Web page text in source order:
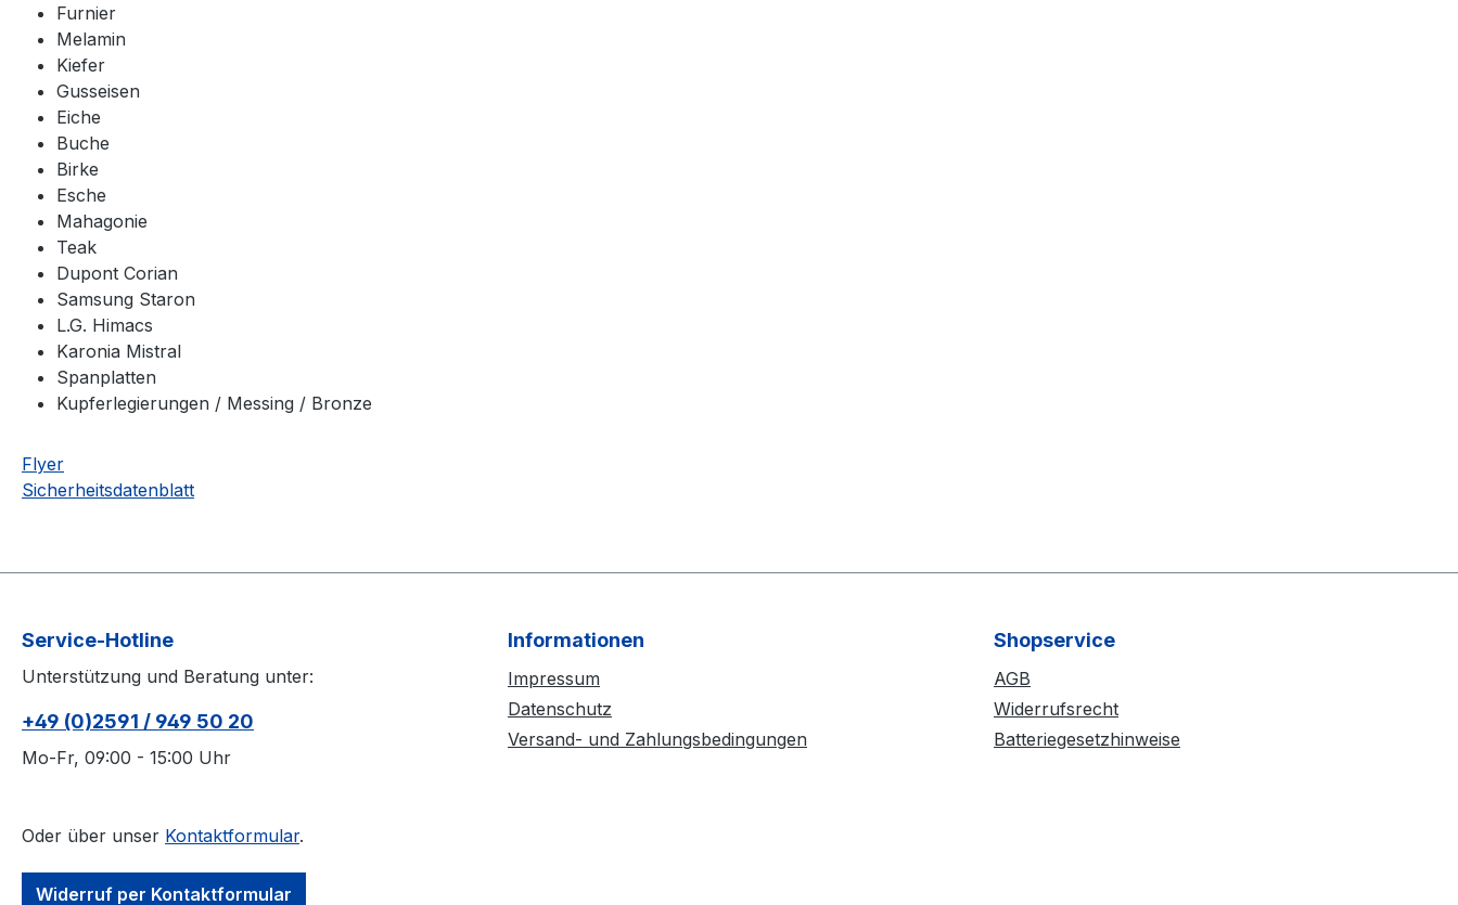
Furnier
Melamin
Kiefer
Gusseisen
Eiche
Buche
Birke
Esche
Mahagonie
Teak
Dupont Corian
Samsung Staron
L.G. Himacs
Karonia Mistral
Spanplatten
Kupferlegierungen / Messing / Bronze
Flyer
Sicherheitsdatenblatt
Service-Hotline
Unterstützung und Beratung unter:
+49 (0)2591 / 949 50 20
Mo-Fr, 09:00 - 15:00 Uhr
Oder über unser Kontaktformular.
Widerruf per Kontaktformular
Informationen
Impressum
Datenschutz
Versand- und Zahlungsbedingungen
Shopservice
AGB
Widerrufsrecht
Batteriegesetzhinweise